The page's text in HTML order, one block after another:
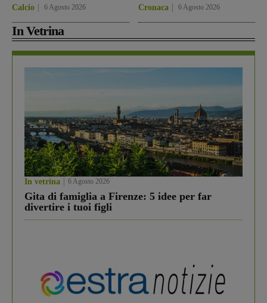
Calcio 6 Agosto 2026 Cronaca 6 Agosto 2026
In Vetrina
In vetrina 6 Agosto 2026
Gita di famiglia a Firenze: 5 idee per far
divertire i tuoi figli